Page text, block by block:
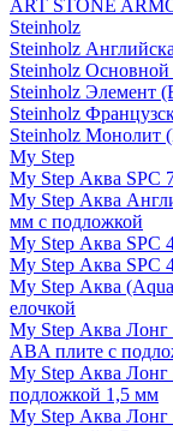
ART STONE
Steinholz
Steinholz
Steinholz
Steinholz Элемент
Steinholz
Steinholz Монолит
My Step
My Step Аква SPC
My Step Аква
мм с подложкой
My Step Аква
My Step Аква SPC
My Step Аква
елочкой
My Step Аква
ABA плите с
My Step Аква
подложкой 1,5 мм
My Step Аква